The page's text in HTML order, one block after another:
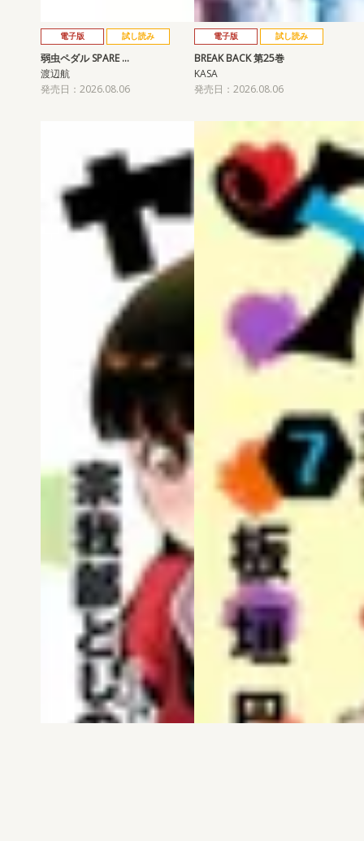
電子版 試し読み
弱虫ペダル SPARE …
渡辺航
発売日：2026.08.06
電子版 試し読み
BREAK BACK 第25巻
KASA
発売日：2026.08.06